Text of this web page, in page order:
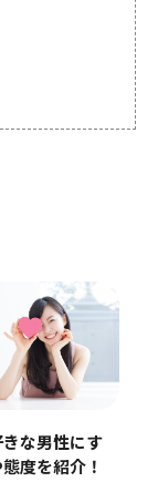
な男性にす
度を紹介！